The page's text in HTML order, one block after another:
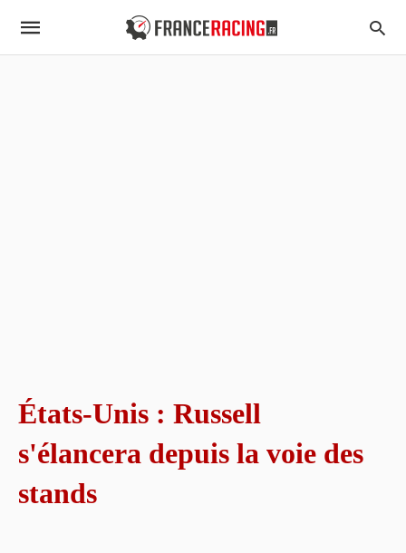
États-Unis : Russell
s'élancera depuis la voie des
stands